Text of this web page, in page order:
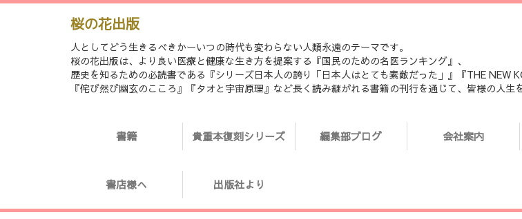
桜の花出版
人としてどう生きるべきかーいつの時代も変わらない人類永遠のテーマです。
桜の花出版は、より良い医療と健康な生き方を提案する『国民のための名医ランキング』、
歴史を知るための必読書である『シリーズ日本人の誇り「日本人はとても素敵だった」』『THE NEW
『侘び然び幽玄のこころ』『タオと宇宙原理』など長く読み継がれる書籍の刊行を通じて、皆様の人生
書籍 貴重本復刻シリーズ 編集部ブログ 会社案内
書店様へ 出版社より